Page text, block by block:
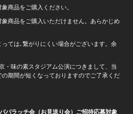
商品をご購入ください。
商品をご購入いただけません。あらかじめ
ては､繋がりにくい場合がございます。余
・味の素スタジアム公演につきまして、当
期間が短くなっておりますのでご了承くだ
パラッチ会（お見送り会）ご招待応募対象